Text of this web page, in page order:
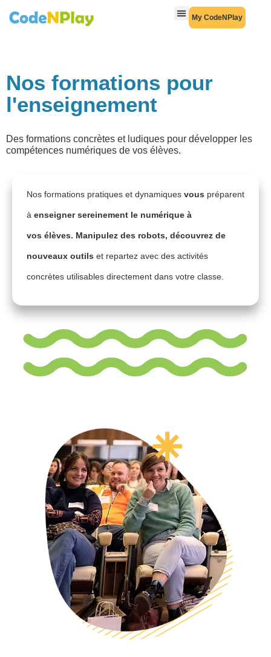
My CodeNPlay
Nos formations pour
l'enseignement
Des formations concrètes et ludiques pour développer les
compétences numériques de vos élèves.
Nos formations pratiques et dynamiques vous préparent
à enseigner sereinement le numérique à
vos élèves. Manipulez des robots, découvrez de
nouveaux outils et repartez avec des activités
concrètes utilisables directement dans votre classe.